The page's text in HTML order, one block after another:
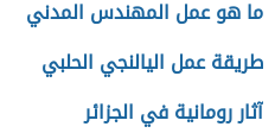
ما هو عمل المهندس المدني
طريقة عمل اليالنجي الحلبي
آثار رومانية في الجزائر